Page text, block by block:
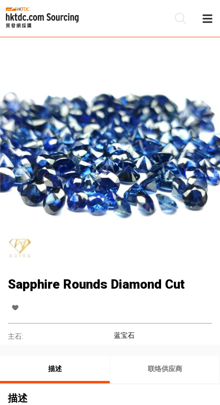
Sapphire Rounds Diamond Cut
主石: 蓝宝石
描述 联络供应商
描述